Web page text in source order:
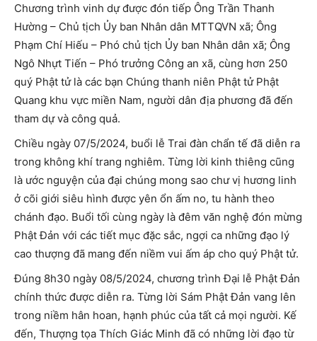
Chương trình vinh dự được đón tiếp Ông Trần Thanh
Hường – Chủ tịch Ủy ban Nhân dân MTTQVN xã; Ông
Phạm Chí Hiếu – Phó chủ tịch Ủy ban Nhân dân xã; Ông
Ngô Nhựt Tiến – Phó trưởng Công an xã, cùng hơn 250
quý Phật tử là các bạn Chúng thanh niên Phật tử Phật
Quang khu vực miền Nam, người dân địa phương đã đến
tham dự và công quả.
Chiều ngày 07/5/2024, buổi lễ Trai đàn chẩn tế đã diễn ra
trong không khí trang nghiêm. Từng lời kinh thiêng cũng
là ước nguyện của đại chúng mong sao chư vị hương linh
ở cõi giới siêu hình được yên ổn ấm no, tu hành theo
chánh đạo. Buổi tối cùng ngày là đêm văn nghệ đón mừng
Phật Đản với các tiết mục đặc sắc, ngợi ca những đạo lý
cao thượng đã mang đến niềm vui ấm áp cho quý Phật tử.
Đúng 8h30 ngày 08/5/2024, chương trình Đại lễ Phật Đản
chính thức được diễn ra. Từng lời Sám Phật Đản vang lên
trong niềm hân hoan, hạnh phúc của tất cả mọi người. Kế
đến, Thượng tọa Thích Giác Minh đã có những lời đạo từ